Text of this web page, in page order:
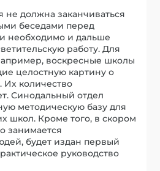
не должна заканчиваться
беседами перед
необходимо и дальше
работу. Для
воскресные школы
целостную картину о
Их количество
Синодальный отдел
методическую базу для
школ. Кроме того, в скором
занимается
будет издан первый
руководство